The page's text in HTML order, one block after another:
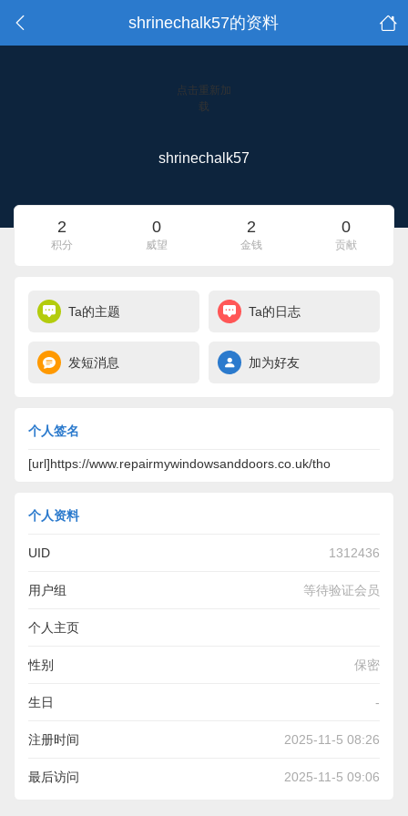
shrinechalk57的资料
点击重新加
载
shrinechalk57
2
积分
0
威望
2
金钱
0
贡献
Ta的主题 Ta的日志
发短消息 加为好友
个人签名
[url]https://www.repairmywindowsanddoors.co.uk/tho
个人资料
UID 1312436
用户组 等待验证会员
个人主页
https://www.repairmywindowsanddoors.co.uk/thornton-
heath-patio-door-repairs-near-me/
性别 保密
生日 -
注册时间 2025-11-5 08:26
最后访问 2025-11-5 09:06